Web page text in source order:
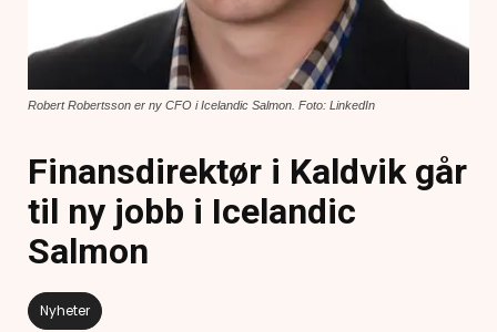
Robert Robertsson er ny CFO i Icelandic Salmon. Foto: LinkedIn
Finansdirektør i Kaldvik går
til ny jobb i Icelandic
Salmon
Nyheter